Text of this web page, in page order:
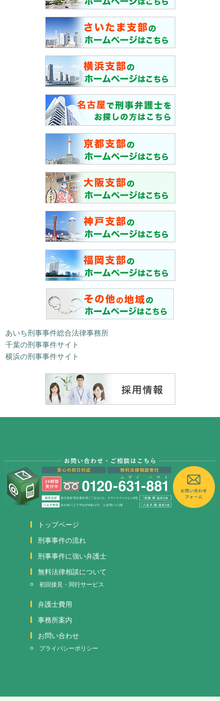
あいち刑事事件総合法律事務所
千葉の刑事事件サイト
横浜の刑事事件サイト
トップページ
刑事事件の流れ
刑事事件に強い弁護士
無料法律相談について
初回接見・同行サービス
弁護士費用
事務所案内
お問い合わせ
プライバシーポリシー